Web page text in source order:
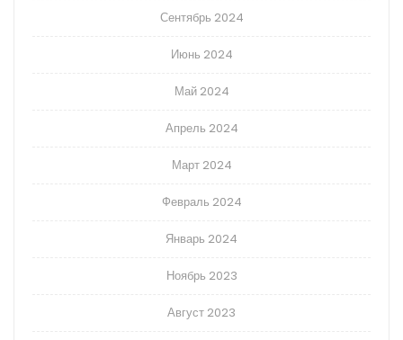
Сентябрь 2024
Июнь 2024
Май 2024
Апрель 2024
Март 2024
Февраль 2024
Январь 2024
Ноябрь 2023
Август 2023